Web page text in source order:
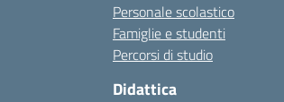
Personale scolastico
Famiglie e studenti
Percorsi di studio
Didattica